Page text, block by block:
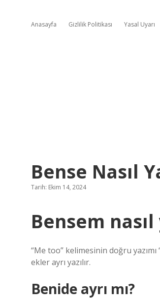
Anasayfa Gizlilik Politikası Yasal Uyarı
Bense Nasıl
Tarih: Ekim 14, 2024
Bensem nasıl
“Me too” kelimesinin doğru
ekler ayrı yazılır.
Benide ayrı mı?